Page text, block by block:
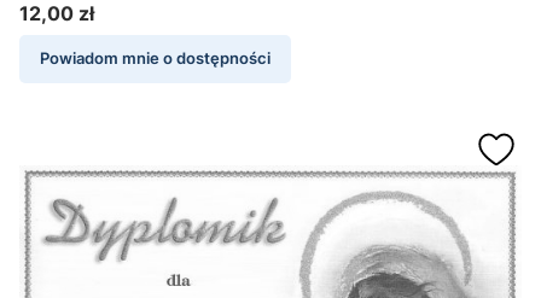
Cena
12,00 zł
Powiadom mnie o dostępności